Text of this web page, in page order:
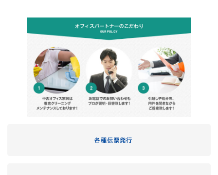
各種伝票発行